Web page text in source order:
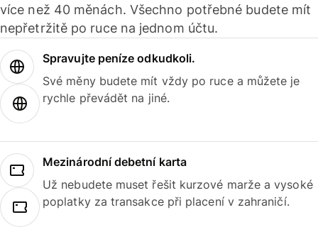
více než 40 měnách. Všechno potřebné budete mít
nepřetržitě po ruce na jednom účtu.
Spravujte peníze odkudkoli.
Své měny budete mít vždy po ruce a můžete je
rychle převádět na jiné.
Mezinárodní debetní karta
Už nebudete muset řešit kurzové marže a vysoké
poplatky za transakce při placení v zahraničí.